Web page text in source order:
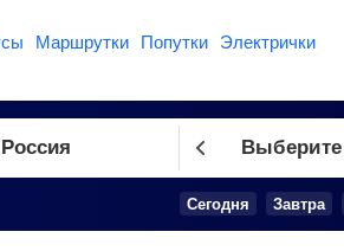
Маршрутки Попутки Электрички
Выберите
Сегодня Завтра